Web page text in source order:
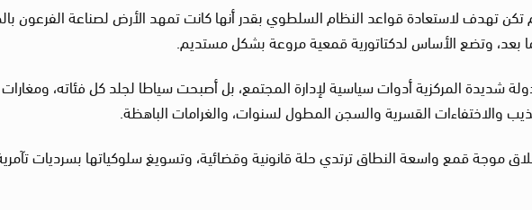
تكن تهدف لاستعادة قواعد النظام السلطوي بقدر أنها كانت تمهد الأرض لصناعة الفرعون
بعد، وتضع الأساس لدكتاتورية قمعية مروعة بشكل مستديم.
شديدة المركزية أدوات سياسية لإدارة المجتمع، بل أصبحت سياطا لجلد كل فئاته، ومغارات
والاختفاءات القسرية والسجن المطول لسنوات، والغرامات الباهظة.
موجة قمع واسعة النطاق ترتدي حلة قانونية وقضائية، وتسويغ سلوكياتها بسرديات